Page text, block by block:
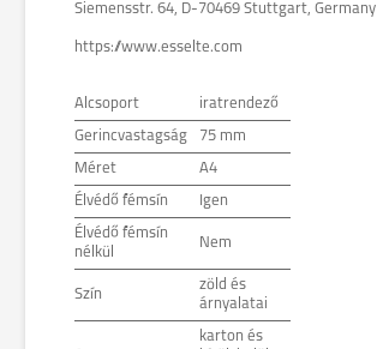
Siemensstr. 64, D-70469 Stuttgart, Germany
https://www.esselte.com
Alcsoport iratrendező
Gerincvastagság 75 mm
Méret A4
Élvédő fémsín Igen
Élvédő fémsín
nélkül
Nem
Szín
zöld és
árnyalatai
karton és